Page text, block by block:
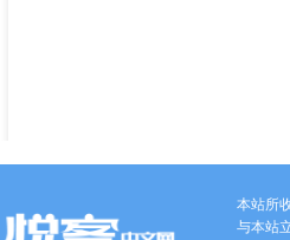
本站所
与本站